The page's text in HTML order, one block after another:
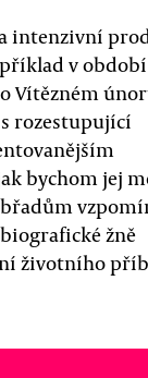
intenzivní
v období
Vítězném
s rozestupující
bychom jej
žně
životního